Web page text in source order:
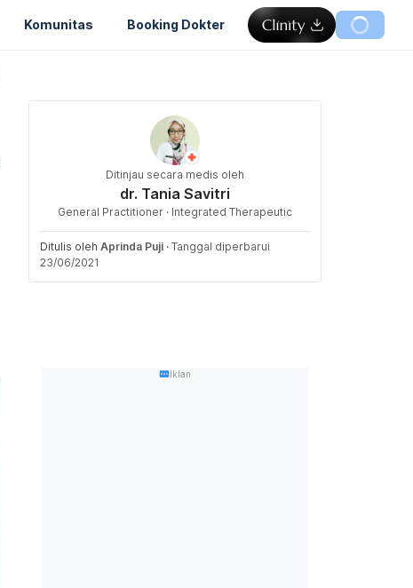
Komunitas Booking Dokter
Ditinjau secara medis oleh
dr. Tania Savitri
General Practitioner · Integrated Therapeutic
Ditulis oleh Aprinda Puji · Tanggal diperbarui
23/06/2021
Iklan